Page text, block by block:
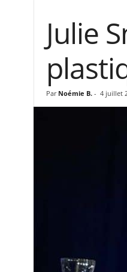
Julie
Par Noémie B. - 4 juillet